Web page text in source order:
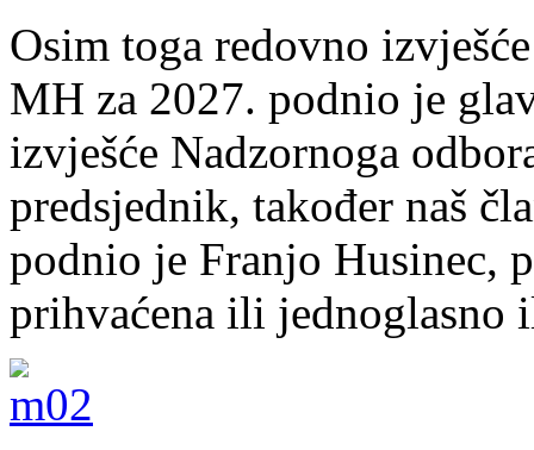
Osim toga redovno
MH za 2027. podnio je
izvješće Nadzornoga
predsjednik, također naš
podnio je Franjo Husinec,
prihvaćena ili jednoglasno